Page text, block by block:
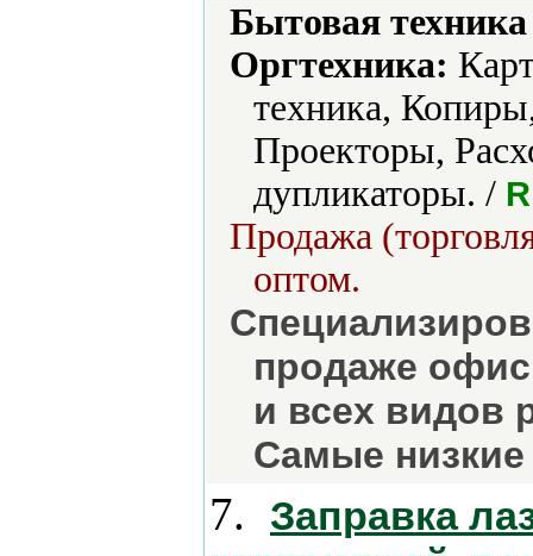
Бытовая
Оргтехника:
техника,
Проекторы,
дупликаторы. /
Продажа
оптом.
продаже
и всех видов
Самые
7.
Заправка